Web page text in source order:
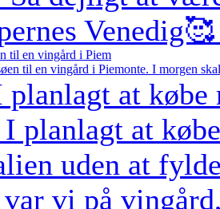
til en vingård i Piem
planlagt at